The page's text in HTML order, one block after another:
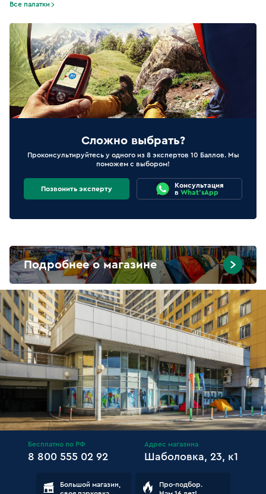
Все палатки
Сложно выбрать?
Проконсультируйтесь у одного из 8 экспертов 10 Баллов. Мы
поможем с выбором!
Позвонить эксперту
Консультация
в What'sApp
Подробнее о магазине
Бесплатно по РФ
8 800 555 02 92
Адрес магазина
Шаболовка, 23, к1
Большой магазин,
Про-подбор.